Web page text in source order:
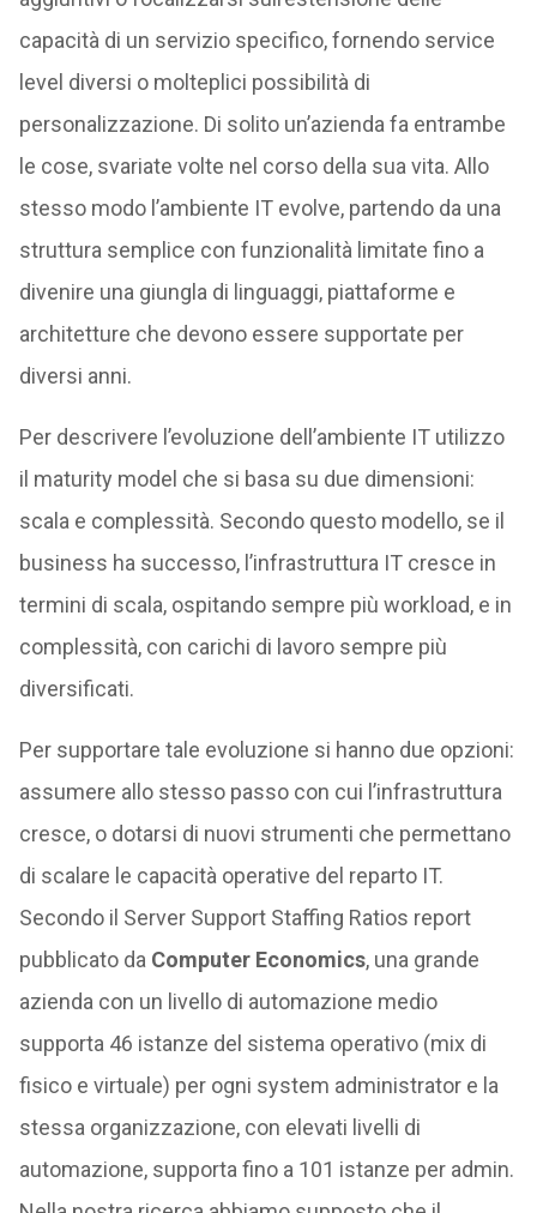
capacità di un servizio specifico, fornendo service
level diversi o molteplici possibilità di
personalizzazione. Di solito un’azienda fa entrambe
le cose, svariate volte nel corso della sua vita. Allo
stesso modo l’ambiente IT evolve, partendo da una
struttura semplice con funzionalità limitate fino a
divenire una giungla di linguaggi, piattaforme e
architetture che devono essere supportate per
diversi anni.
Per descrivere l’evoluzione dell’ambiente IT utilizzo
il maturity model che si basa su due dimensioni:
scala e complessità. Secondo questo modello, se il
business ha successo, l’infrastruttura IT cresce in
termini di scala, ospitando sempre più workload, e in
complessità, con carichi di lavoro sempre più
diversificati.
Per supportare tale evoluzione si hanno due opzioni:
assumere allo stesso passo con cui l’infrastruttura
cresce, o dotarsi di nuovi strumenti che permettano
di scalare le capacità operative del reparto IT.
Secondo il Server Support Staffing Ratios report
pubblicato da Computer Economics, una grande
azienda con un livello di automazione medio
supporta 46 istanze del sistema operativo (mix di
fisico e virtuale) per ogni system administrator e la
stessa organizzazione, con elevati livelli di
automazione, supporta fino a 101 istanze per admin.